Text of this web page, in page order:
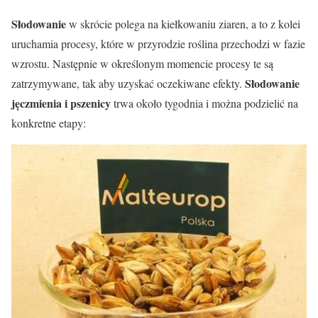
Słodowaniew skrócie polega na kiełkowaniu ziaren, a to z kolei
uruchamia procesy, które w przyrodzie roślina przechodzi w fazie
wzrostu. Następnie w określonym momencie procesy te są
zatrzymywane, tak aby uzyskać oczekiwane efekty. Słodowanie
jęczmienia i pszenicytrwa około tygodnia i można podzielić na
konkretne etapy: